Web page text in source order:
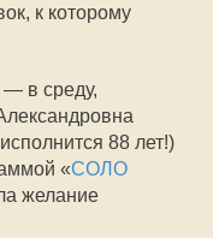
к которому
— в среду,
88 лет!)
«СОЛО
желание